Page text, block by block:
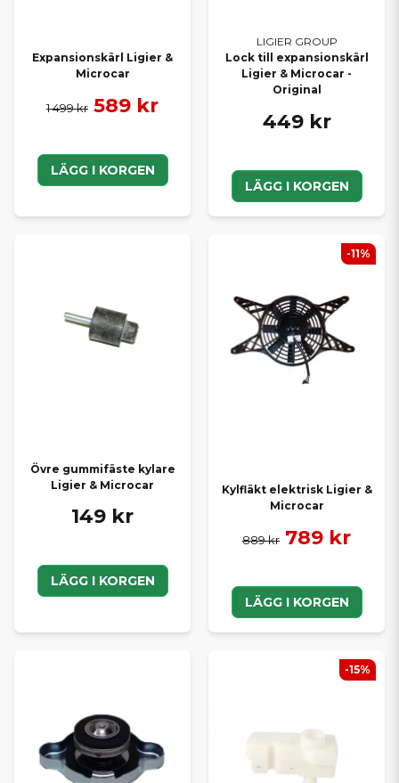
Expansionskärl Ligier &
Microcar
1 499 kr 589 kr
LÄGG I KORGEN
LIGIER GROUP
Lock till expansionskärl
Ligier & Microcar -
Original
449 kr
LÄGG I KORGEN
Övre gummifäste kylare
Ligier & Microcar
149 kr
LÄGG I KORGEN
Kylfläkt elektrisk Ligier &
Microcar
889 kr 789 kr
LÄGG I KORGEN
-11%
-15%